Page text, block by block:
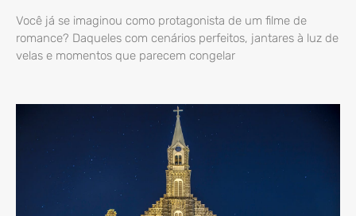
Você já se imaginou como protagonista de um filme de
romance? Daqueles com cenários perfeitos, jantares à luz de
velas e momentos que parecem congelar